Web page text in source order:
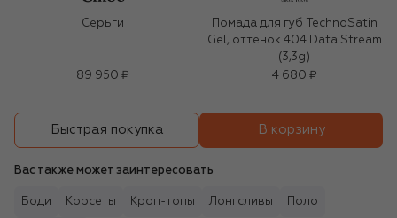
Серьги
89 950 ₽
Помада для губ TechnoSatin
Gel, оттенок 404 Data Stream
(3,3g)
4 680 ₽
Быстрая покупка В корзину
Вас также может заинтересовать
Боди Корсеты Кроп-топы Лонгсливы Поло